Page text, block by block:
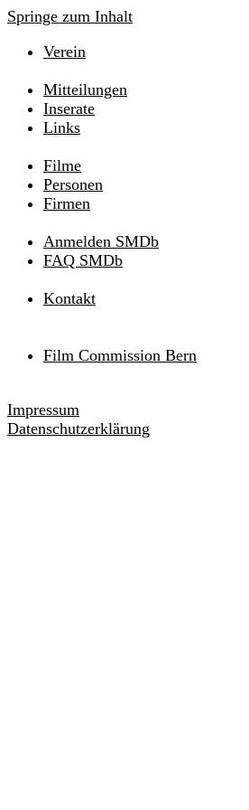
Springe zum Inhalt
Verein
Mitteilungen
Inserate
Links
Filme
Personen
Firmen
Anmelden SMDb
FAQ SMDb
Kontakt
Film Commission Bern
Impressum
Datenschutzerklärung